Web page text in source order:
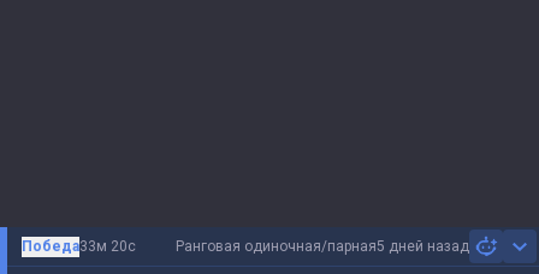
Ранговая одиночная/парная5 дней назад
Победа33м 20с